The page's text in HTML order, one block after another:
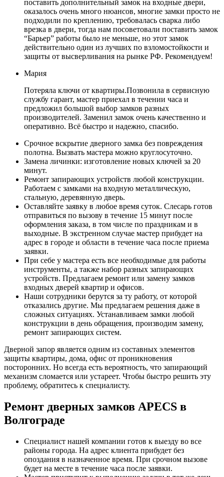
поставить дополнительный замок на входные двери,
оказалось очень много нюансов, многие замки просто не
подходили по креплению, требовалась сварка либо
врезка в двери, тогда нам посоветовали поставить замок
“Барьер” работы было не меньше, но этот замок
действительно один из лучших по взломостойкости и
защиты от высверливания на рынке РФ. Рекомендуем!
Мария
Потеряла ключи от квартиры.Позвонила в сервисную
службу гарант, мастер приехал в течении часа и
предложил большой выбор замков разных
производителей. Заменил замок очень качественно и
оперативно. Всё быстро и надежно, спасибо.
Срочное вскрытие дверного замка без повреждения
полотна. Вызвать мастера можно круглосуточно.
Замена личинки: изготовление новых ключей за 20
минут.
Ремонт запирающих устройств любой конструкции.
Работаем с замками на входную металлическую,
стальную, деревянную дверь.
Оставляйте заявку в любое время суток. Слесарь готов
отправиться по вызову в течение 15 минут после
оформления заказа, в том числе по праздникам и в
выходные. В экстренном случае мастер прибудет на
адрес в городе и области в течение часа после приема
заявки.
При себе у мастера есть все необходимые для работы
инструменты, а также набор разных запирающих
устройств. Предлагаем ремонт или замену замков
входных дверей квартир и офисов.
Наши сотрудники берутся за ту работу, от которой
отказались другие. Мы предлагаем решения даже в
сложных ситуациях. Устанавливаем замки любой
конструкции в день обращения, производим замену,
ремонт запирающих систем.
Дверной запор является одним из составных элементов
защиты квартиры, дома, офис от проникновения
посторонних. Но всегда есть вероятность, что запирающий
механизм сломается или устареет. Чтобы быстро решить эту
проблему, обратитесь к специалисту.
Ремонт дверных замков APECS в
Волгограде
Специалист нашей компании готов к выезду во все
районы города. На адрес клиента прибудет без
опоздания в назначенное время. При срочном вызове
будет на месте в течение часа после заявки.